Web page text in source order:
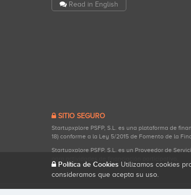
Read in English
SITIO SEGURO
Startupxplore PSFP, S.L. es una plataforma de
18) conforme a la Ley 5/2015 de Fomento de la
Startupxplore PSFP, S.L. es un Proveedor de
Política de Cookies Utilizamos cookies
consideramos que acepta su uso.